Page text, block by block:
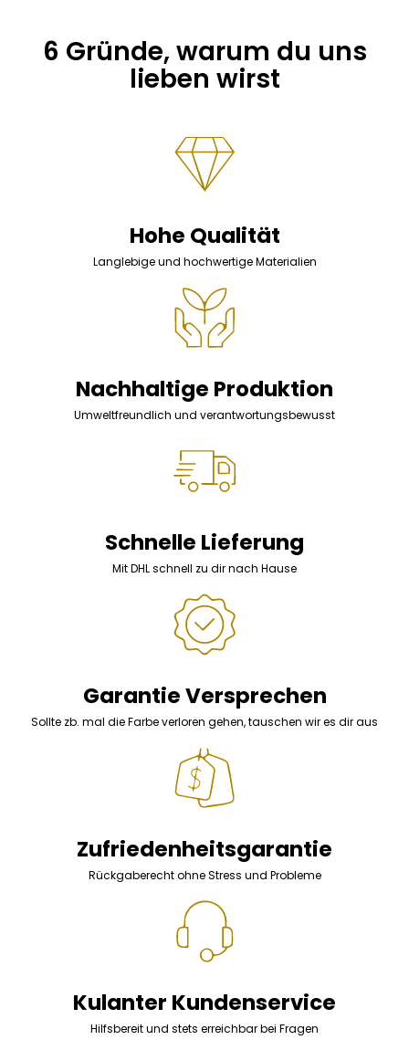
6 Gründe, warum du uns
lieben wirst
Hohe Qualität
Langlebige und hochwertige Materialien
Nachhaltige Produktion
Umweltfreundlich und verantwortungsbewusst
Schnelle Lieferung
Mit DHL schnell zu dir nach Hause
Garantie Versprechen
Sollte zb. mal die Farbe verloren gehen, tauschen wir es dir aus
Zufriedenheitsgarantie
Rückgaberecht ohne Stress und Probleme
Kulanter Kundenservice
Hilfsbereit und stets erreichbar bei Fragen